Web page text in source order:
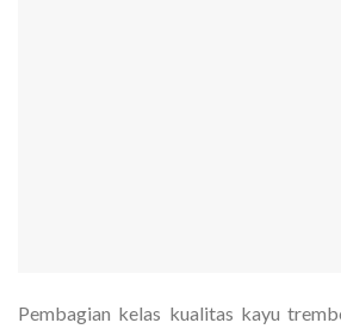
Pembagian kelas kualitas kayu